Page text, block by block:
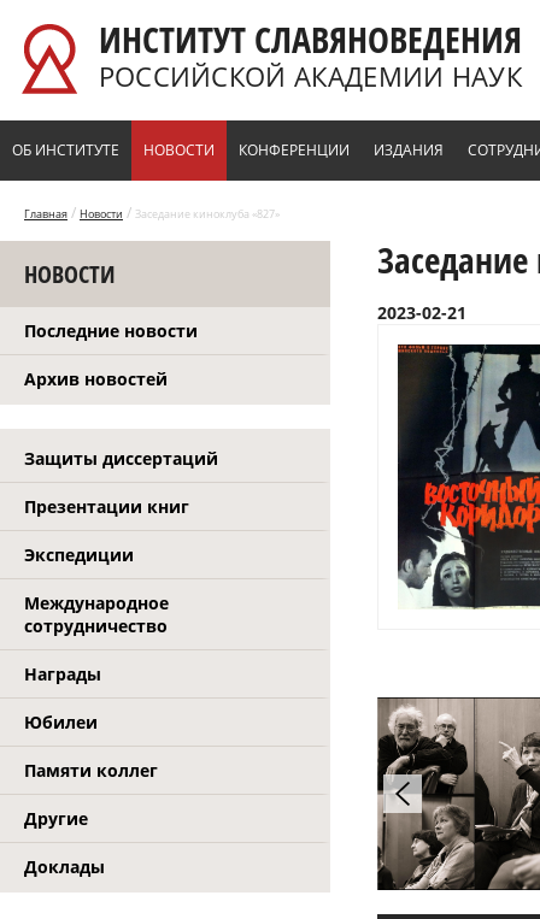
ИНСТИТУТ СЛАВЯНОВЕДЕНИЯ
РОССИЙСКОЙ АКАДЕМИИ НАУК
ОБ ИНСТИТУТЕ НОВОСТИ КОНФЕРЕНЦИИ ИЗДАНИЯ
Главная / Новости / Заседание киноклуба «827»
НОВОСТИ
Последние новости
Архив новостей
Защиты диссертаций
Презентации книг
Экспедиции
Международное
сотрудничество
Награды
Юбилеи
Памяти коллег
Другие
Доклады
2023-02-21